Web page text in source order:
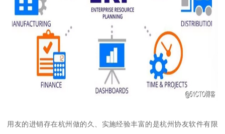
用友的进销存在杭州做的久、实施经验丰富的是杭州协友软件有限